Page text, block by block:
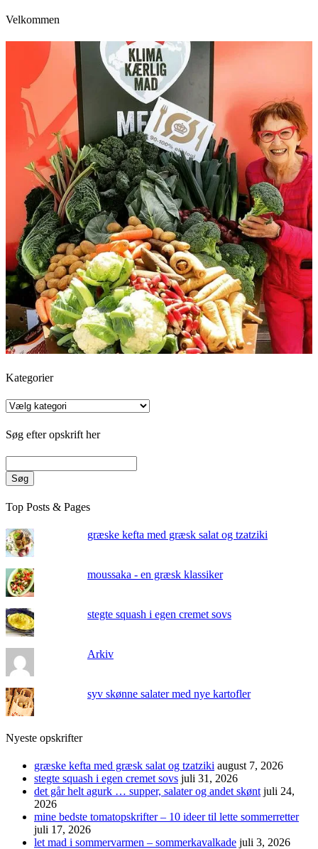
Velkommen
Kategorier
Kategorier
Søg efter opskrift her
Søg
Top Posts & Pages
græske kefta med græsk salat og tzatziki
moussaka - en græsk klassiker
stegte squash i egen cremet sovs
Arkiv
syv skønne salater med nye kartofler
Nyeste opskrifter
græske kefta med græsk salat og tzatziki august 7, 2026
stegte squash i egen cremet sovs juli 31, 2026
det går helt agurk … supper, salater og andet skønt juli 24,
2026
mine bedste tomatopskrifter – 10 ideer til lette sommerretter
juli 17, 2026
let mad i sommervarmen – sommerkavalkade juli 3, 2026